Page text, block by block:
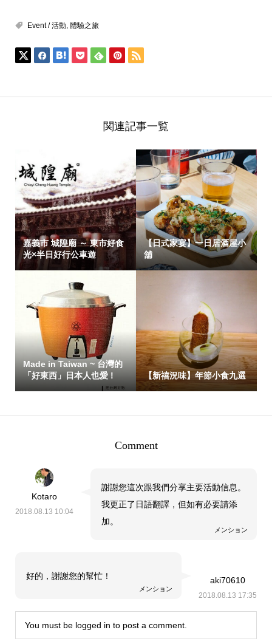
Event / 活動, 體驗之旅
関連記事一覧
嘉義市 城隍廟 ～ 東市好食
光×半日好行公車遊
【日式家宴】一日居酒屋小
舖
Made in Taiwan ~ 台灣的
「好東西」日本人也愛 !
【新禧況味】年節小食九選
Comment
Kotaro
2018.08.13 10:04
メンション
謝謝您這次跟我們分享主要活動信息。
我更正了日語翻譯，但如有必要請添
加。
aki70610
2018.08.13 17:35
メンション
好的，謝謝您的幫忙！
You must be logged in to post a comment.